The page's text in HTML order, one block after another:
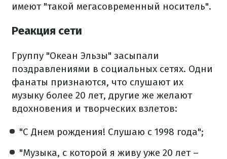
имеют "такой мегасовременный носитель".
Реакция сети
Группу "Океан Эльзы" засыпали
поздравлениями в социальных сетях. Одни
фанаты признаются, что слушают их
музыку более 20 лет, другие же желают
вдохновения и творческих взлетов:
"С Днем рождения! Слушаю с 1998 года";
"Музыка, с которой я живу уже 20 лет –